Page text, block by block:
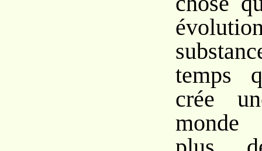
temps
crée
monde